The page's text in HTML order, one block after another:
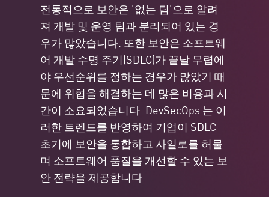
전통적으로 보안은 '없는 팀'으로 알려
져 개발 및 운영 팀과 분리되어 있는 경
우가 많았습니다. 또한 보안은 소프트웨
어 개발 수명 주기(SDLC)가 끝날 무렵에
야 우선순위를 정하는 경우가 많았기 때
문에 위협을 해결하는 데 많은 비용과 시
간이 소요되었습니다. DevSecOps 는 이
러한 트렌드를 반영하여 기업이 SDLC
초기에 보안을 통합하고 사일로를 허물
며 소프트웨어 품질을 개선할 수 있는 보
안 전략을 제공합니다.